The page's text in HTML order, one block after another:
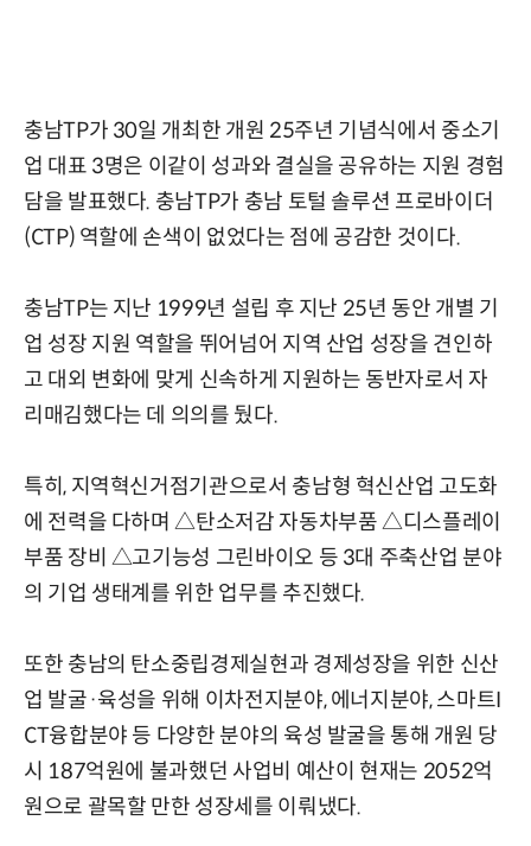
충남TP가 30일 개최한 개원 25주년 기념식에서 중소기
업 대표 3명은 이같이 성과와 결실을 공유하는 지원 경험
담을 발표했다. 충남TP가 충남 토털 솔루션 프로바이더
(CTP) 역할에 손색이 없었다는 점에 공감한 것이다.
충남TP는 지난 1999년 설립 후 지난 25년 동안 개별 기
업 성장 지원 역할을 뛰어넘어 지역 산업 성장을 견인하
고 대외 변화에 맞게 신속하게 지원하는 동반자로서 자
리매김했다는 데 의의를 뒀다.
특히, 지역혁신거점기관으로서 충남형 혁신산업 고도화
에 전력을 다하며 △탄소저감 자동차부품 △디스플레이
부품 장비 △고기능성 그린바이오 등 3대 주축산업 분야
의 기업 생태계를 위한 업무를 추진했다.
또한 충남의 탄소중립경제실현과 경제성장을 위한 신산
업 발굴·육성을 위해 이차전지분야, 에너지분야, 스마트I
CT융합분야 등 다양한 분야의 육성 발굴을 통해 개원 당
시 187억원에 불과했던 사업비 예산이 현재는 2052억
원으로 괄목할 만한 성장세를 이뤄냈다.